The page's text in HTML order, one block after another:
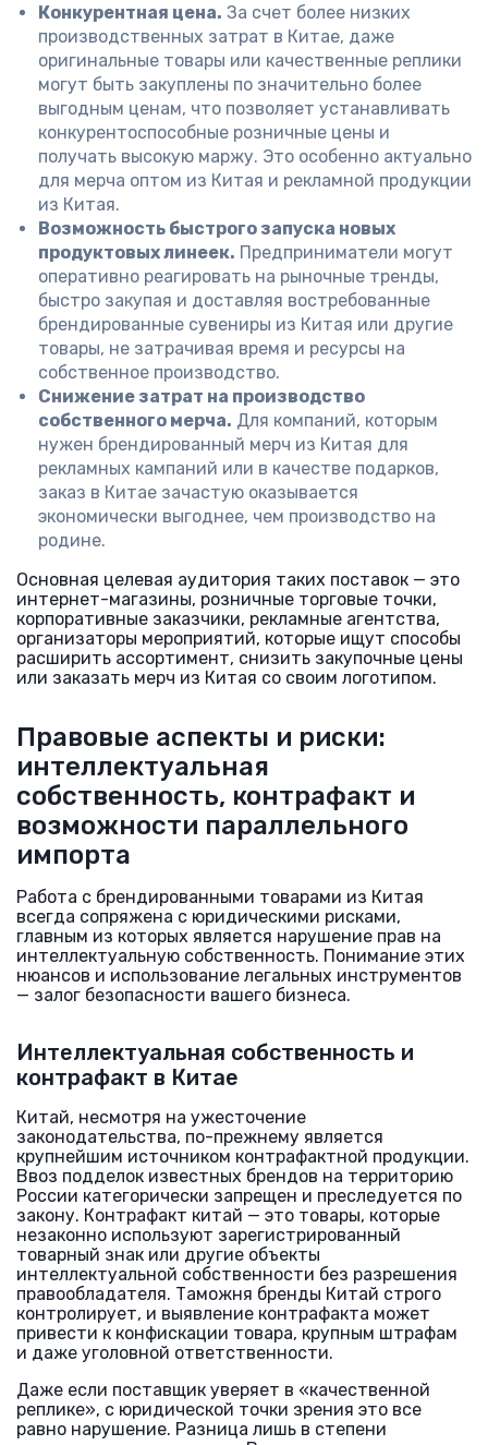
Конкурентная цена. За счет более низких
производственных затрат в Китае, даже
оригинальные товары или качественные реплики
могут быть закуплены по значительно более
выгодным ценам, что позволяет устанавливать
конкурентоспособные розничные цены и
получать высокую маржу. Это особенно актуально
для мерча оптом из Китая и рекламной продукции
из Китая.
Возможность быстрого запуска новых
продуктовых линеек. Предприниматели могут
оперативно реагировать на рыночные тренды,
быстро закупая и доставляя востребованные
брендированные сувениры из Китая или другие
товары, не затрачивая время и ресурсы на
собственное производство.
Снижение затрат на производство
собственного мерча. Для компаний, которым
нужен брендированный мерч из Китая для
рекламных кампаний или в качестве подарков,
заказ в Китае зачастую оказывается
экономически выгоднее, чем производство на
родине.
Основная целевая аудитория таких поставок — это
интернет-магазины, розничные торговые точки,
корпоративные заказчики, рекламные агентства,
организаторы мероприятий, которые ищут способы
расширить ассортимент, снизить закупочные цены
или заказать мерч из Китая со своим логотипом.
Правовые аспекты и риски:
интеллектуальная
собственность, контрафакт и
возможности параллельного
импорта
Работа с брендированными товарами из Китая
всегда сопряжена с юридическими рисками,
главным из которых является нарушение прав на
интеллектуальную собственность. Понимание этих
нюансов и использование легальных инструментов
— залог безопасности вашего бизнеса.
Интеллектуальная собственность и
контрафакт в Китае
Китай, несмотря на ужесточение
законодательства, по-прежнему является
крупнейшим источником контрафактной продукции.
Ввоз подделок известных брендов на территорию
России категорически запрещен и преследуется по
закону. Контрафакт китай — это товары, которые
незаконно используют зарегистрированный
товарный знак или другие объекты
интеллектуальной собственности без разрешения
правообладателя. Таможня бренды Китай строго
контролирует, и выявление контрафакта может
привести к конфискации товара, крупным штрафам
и даже уголовной ответственности.
Даже если поставщик уверяет в «качественной
реплике», с юридической точки зрения это все
равно нарушение. Разница лишь в степени